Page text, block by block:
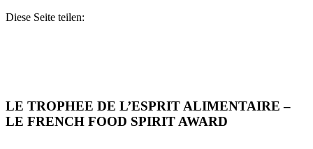
Diese Seite teilen:
LE TROPHEE DE L’ESPRIT ALIMENTAIRE –
LE FRENCH FOOD SPIRIT AWARD